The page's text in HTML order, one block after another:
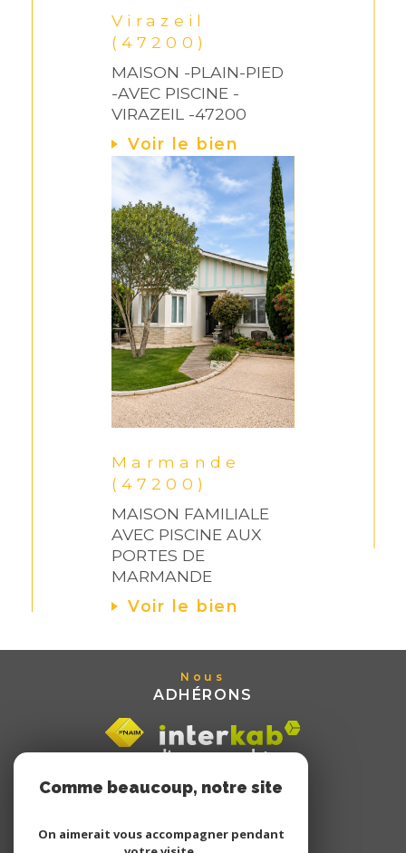
Virazeil
(47200)
MAISON -PLAIN-PIED
-AVEC PISCINE -
VIRAZEIL -47200
Voir le bien
Marmande
(47200)
MAISON FAMILIALE
AVEC PISCINE AUX
PORTES DE
MARMANDE
Voir le bien
Nous
ADHÉRONS
Comme beaucoup, notre site
On aimerait vous accompagner pendant